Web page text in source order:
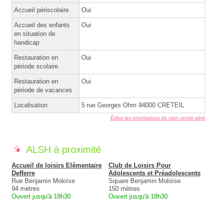
Accueil périscolaire Oui
Accueil des enfants
en situation de
handicap
Oui
Restauration en
période scolaire
Oui
Restauration en
période de vacances
Oui
Localisation 5 rue Georges Ohm 94000 CRETEIL
Éditer les informations de mon centre aéré
ALSH à proximité
Accueil de loisirs Elémentaire
Defferre
Rue Benjamin Moloïse
94 mètres
Ouvert jusqu'à 18h30
Club de Loisirs Pour
Adolescents et Préadolescents
Square Benjamin Moloïse
150 mètres
Ouvert jusqu'à 18h30